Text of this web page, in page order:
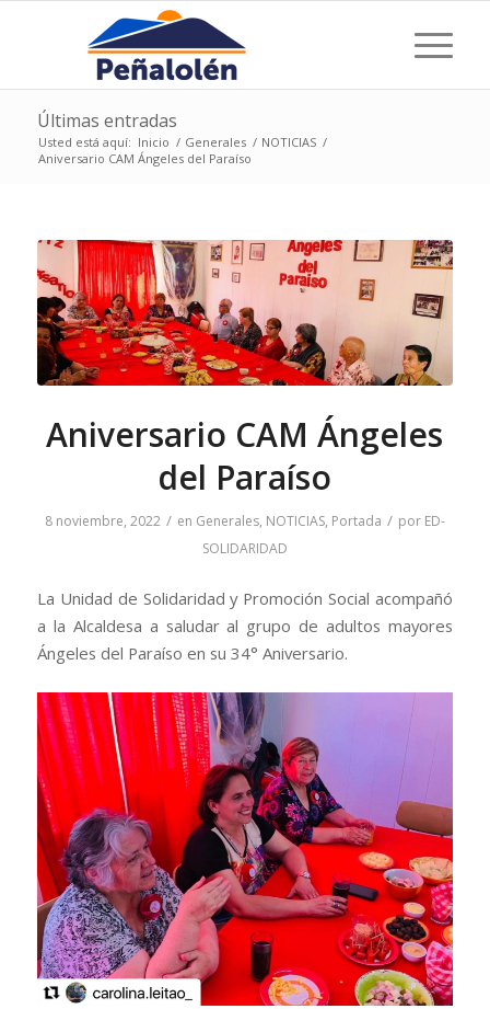
Últimas entradas
Usted está aquí: Inicio / Generales / NOTICIAS /
Aniversario CAM Ángeles del Paraíso
Aniversario CAM Ángeles
del Paraíso
8 noviembre, 2022 / en Generales, NOTICIAS, Portada / por ED-
SOLIDARIDAD
La Unidad de Solidaridad y Promoción Social acompañó
a la Alcaldesa a saludar al grupo de adultos mayores
Ángeles del Paraíso en su 34° Aniversario.